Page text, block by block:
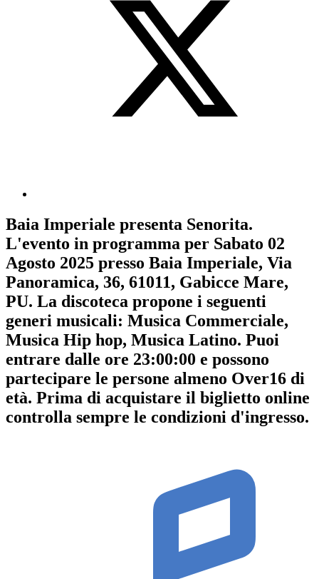
Baia Imperiale presenta Senorita.
L'evento in programma per Sabato 02
Agosto 2025 presso Baia Imperiale, Via
Panoramica, 36, 61011, Gabicce Mare,
PU. La discoteca propone i seguenti
generi musicali: Musica Commerciale,
Musica Hip hop, Musica Latino. Puoi
entrare dalle ore 23:00:00 e possono
partecipare le persone almeno Over16 di
età. Prima di acquistare il biglietto online
controlla sempre le condizioni d'ingresso.